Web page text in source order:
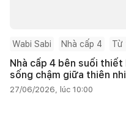
Wabi Sabi Nhà cấp 4 Từ
Nhà cấp 4 bên suối
sống chậm giữa thiên
27/06/2026, lúc 10:00